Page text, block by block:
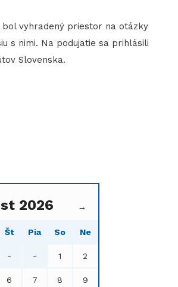
vyhradený priestor na otázky
s nimi. Na podujatie sa prihlásili
Slovenska.
2026 →
Št Pia So Ne
- - 1 2
6 7 8 9